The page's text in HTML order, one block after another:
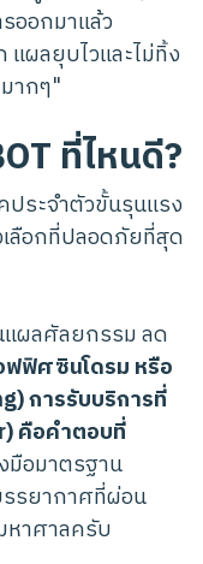
ออกมาแล้ว
แผลยุบไวและไม่ทิ้ง
ากๆ"
ที่ไหนดี?
ระจำตัวขั้นรุนแรง
ลือกที่ปลอดภัยที่สุด
ผลศัลยกรรม ลด
ฟิศซินโดรม หรือ
การรับบริการที่
คือคำตอบที่
มือมาตรฐาน
รยากาศที่ผ่อน
หาศาลครับ